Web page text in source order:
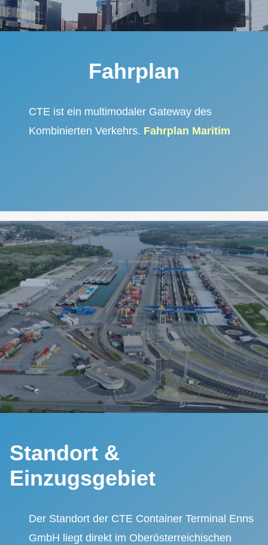
Fahrplan
CTE ist ein multimodaler Gateway des
Kombinierten Verkehrs. Fahrplan Maritim
Standort &
Einzugsgebiet
Der Standort der CTE Container Terminal Enns
GmbH liegt direkt im Oberösterreichischen